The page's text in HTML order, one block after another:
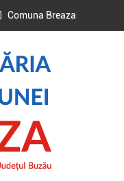
Comuna Breaza